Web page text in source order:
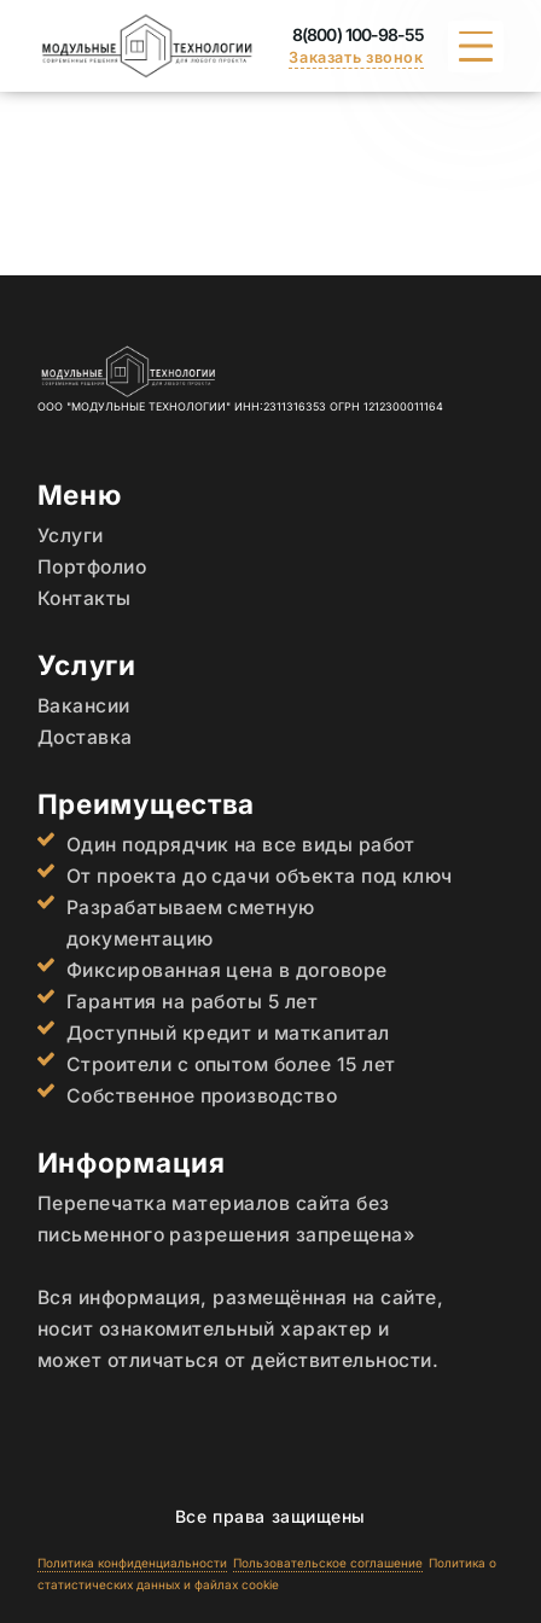
8(800) 100-98-55
Заказать звонок
ДОСТАВКА
СЕРТИФИКАТЫ
ООО "МОДУЛЬНЫЕ ТЕХНОЛОГИИ" ИНН:2311316353 ОГРН 1212300011164
Меню
Услуги
Портфолио
Контакты
Услуги
Вакансии
Доставка
Преимущества
Один подрядчик на все виды работ
От проекта до сдачи объекта под ключ
Разрабатываем сметную
документацию
Фиксированная цена в договоре
Гарантия на работы 5 лет
Доступный кредит и маткапитал
Строители с опытом более 15 лет
Собственное производство
Информация
Перепечатка материалов сайта без
письменного разрешения запрещена»
Вся информация, размещённая на сайте,
носит ознакомительный характер и
может отличаться от действительности.
Все права защищены
Политика конфиденциальности Пользовательское соглашение Политика о
статистических данных и файлах cookie